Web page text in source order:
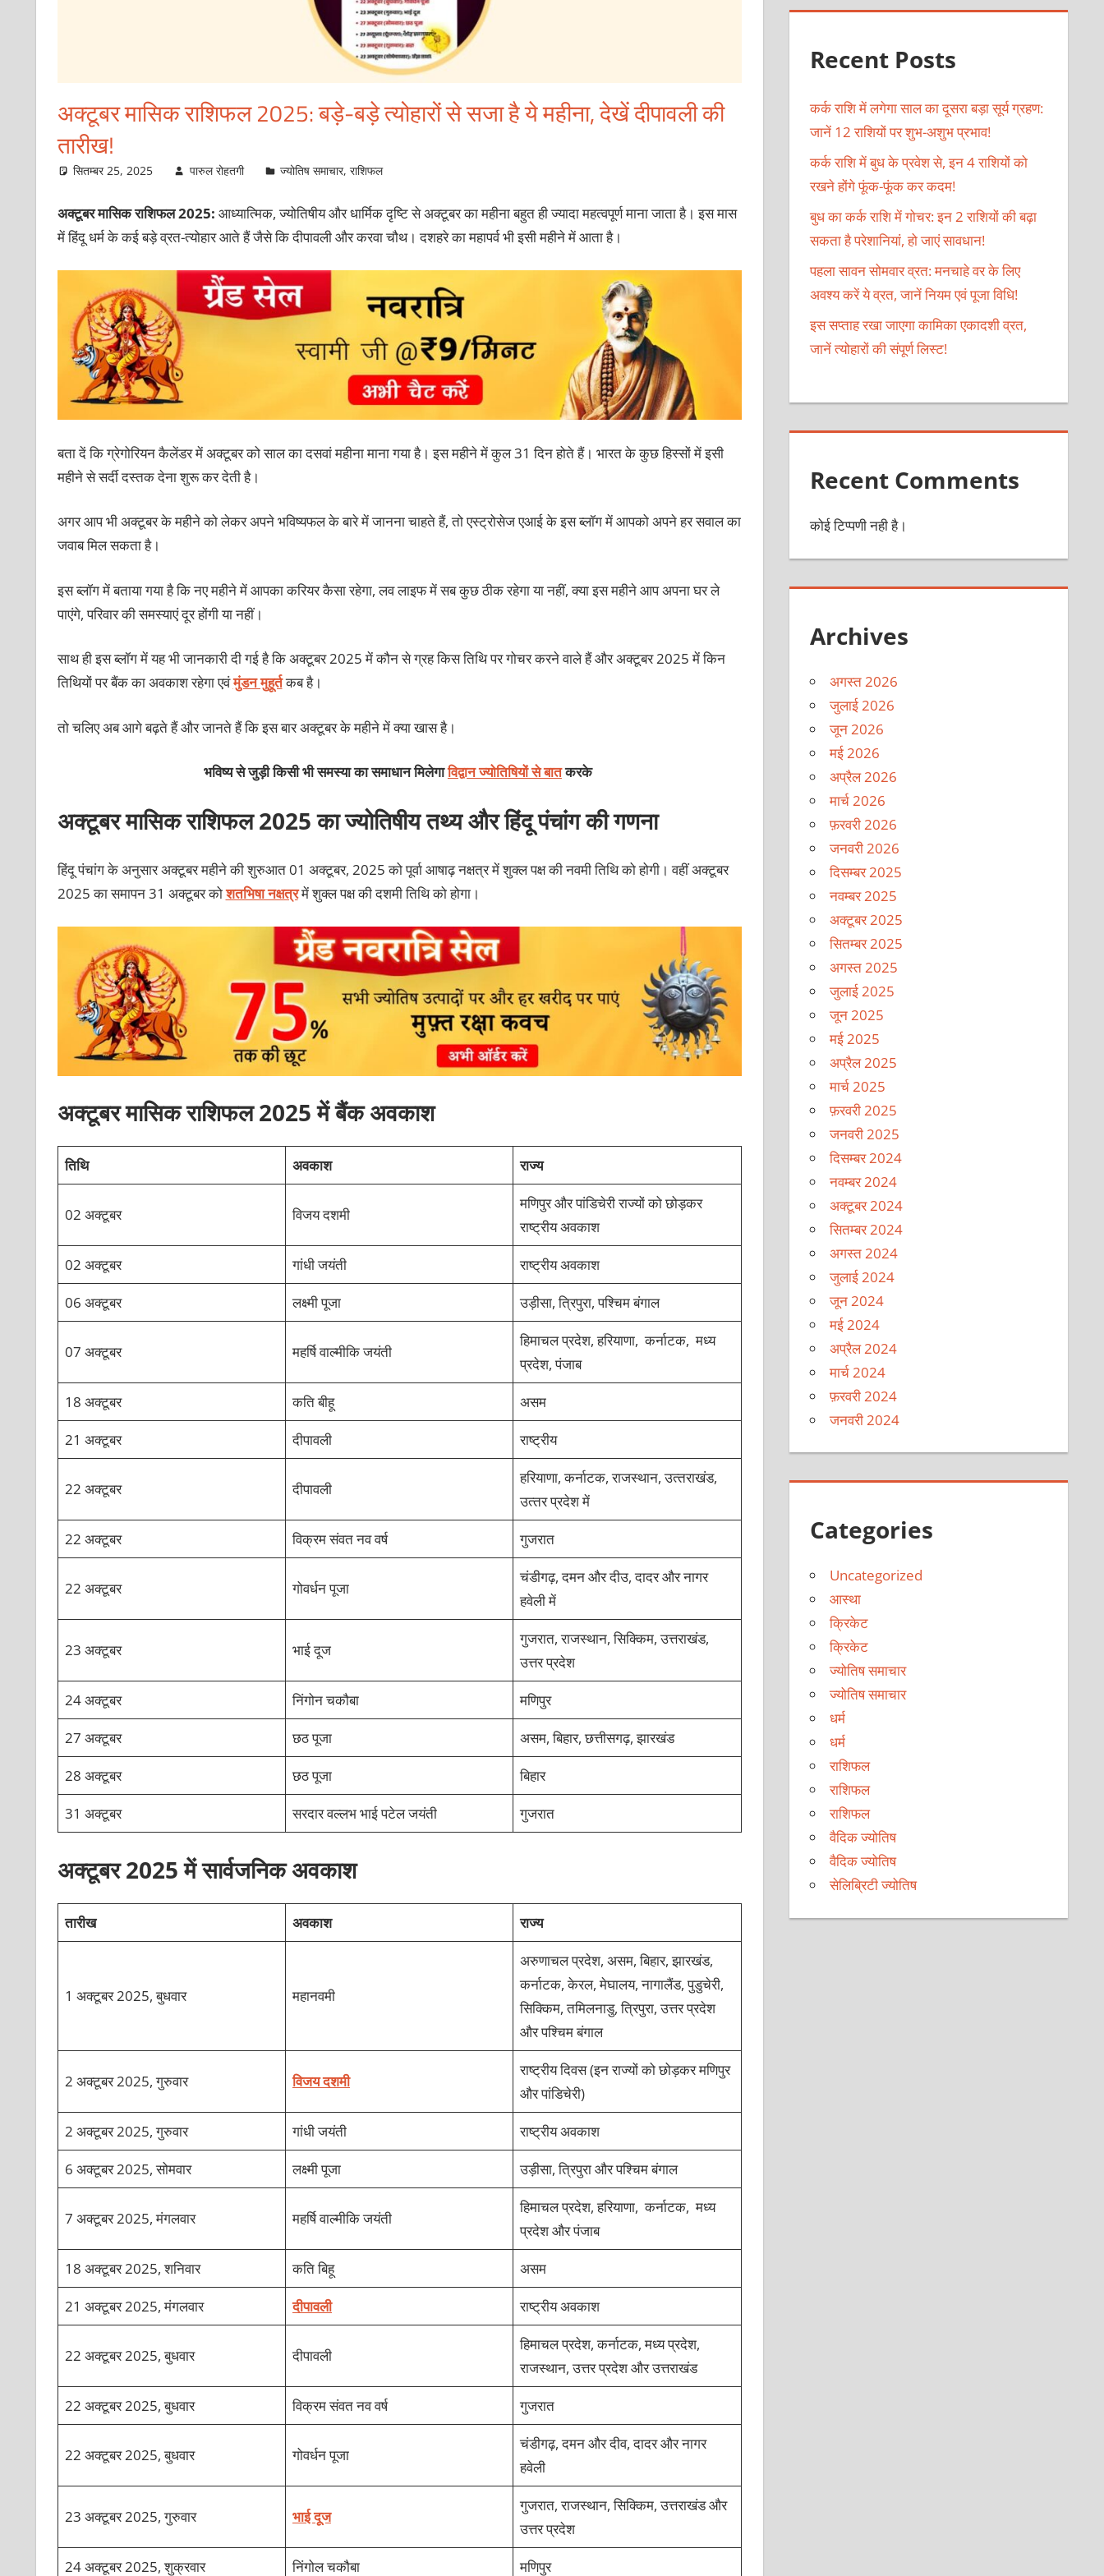
अक्‍टूबर मासिक राशिफल 2025: बड़े-बड़े त्‍योहारों से सजा है ये महीना, देखें दीपावली की
तारीख!
सितम्बर 25, 2025 पारुल रोहतगी ज्योतिष समाचार,राशिफल
अक्‍टूबर मासिक राशिफल 2025: आध्‍यात्‍मिक, ज्‍योतिषीय और धार्मिक दृष्टि से अक्‍टूबर का महीना बहुत ही ज्‍यादा महत्‍वपूर्ण माना जाता है। इस मास
में हिंदू धर्म के कई बड़े व्रत-त्‍योहार आते हैं जैसे कि दीपावली और करवा चौथ। दशहरे का महापर्व भी इसी महीने में आता है।
बता दें कि ग्रेगोरियन कैलेंडर में अक्टूबर को साल का दसवां महीना माना गया है। इस महीने में कुल 31 दिन होते हैं। भारत के कुछ हिस्‍सों में इसी
महीने से सर्दी दस्‍तक देना शुरू कर देती है।
अगर आप भी अक्‍टूबर के महीने को लेकर अपने भविष्‍यफल के बारे में जानना चाहते हैं, तो एस्‍ट्रोसेज एआई के इस ब्‍लॉग में आपको अपने हर सवाल का
जवाब मिल सकता है।
इस ब्‍लॉग में बताया गया है कि नए महीने में आपका करियर कैसा रहेगा, लव लाइफ में सब कुछ ठीक रहेगा या नहीं, क्‍या इस महीने आप अपना घर ले
पाएंगे, परिवार की समस्‍याएं दूर होंगी या नहीं।
साथ ही इस ब्‍लॉग में यह भी जानकारी दी गई है कि अक्‍टूबर 2025 में कौन से ग्रह किस तिथि पर गोचर करने वाले हैं और अक्‍टूबर 2025 में किन
तिथियों पर बैंक का अवकाश रहेगा एवंमुंडन मुहूर्तकब है।
तो चलिए अब आगे बढ़ते हैं और जानते हैं कि इस बार अक्‍टूबर के महीने में क्‍या खास है।
भविष्य से जुड़ी किसी भी समस्या का समाधान मिलेगाविद्वान ज्योतिषियों से बातकरके
अक्‍टूबर मासिक राशिफल 2025 का ज्योतिषीय तथ्य और हिंदू पंचांग की गणना
हिंदू पंचांग के अनुसार अक्‍टूबर महीने की शुरुआत 01 अक्‍टूबर, 2025 को पूर्वा आषाढ़ नक्षत्रमें शुक्‍ल पक्ष की नवमी तिथि को होगी। वहीं अक्‍टूबर
2025 का समापन 31 अक्‍टूबर कोशतभिषा नक्षत्रमें शुक्‍ल पक्ष की दशमी तिथि को होगा।
अक्‍टूबर मासिक राशिफल 2025 में बैंक अवकाश
तिथि अवकाश राज्य
02 अक्टूबर विजय दशमी
मणिपुर और पांडिचेरी राज्यों को छोड़कर
राष्ट्रीय अवकाश
02 अक्टूबर
गांधी जयंती
राष्ट्रीय अवकाश
06 अक्टूबर
लक्ष्मी पूजा उड़ीसा, त्रिपुरा, पश्चिम बंगाल
07 अक्टूबर महर्षि वाल्मीकि जयंती
हिमाचल प्रदेश, हरियाणा, कर्नाटक, मध्य
प्रदेश, पंजाब
18 अक्टूबर
कति बीहू
असम
21 अक्टूबर
दीपावली राष्‍ट्रीय
22 अक्टूबर दीपावली
हरियाणा, कर्नाटक, राजस्‍थान, उत्‍तराखंड,
उत्‍तर प्रदेश में
22 अक्टूबर
विक्रम संवत नव वर्ष गुजरात
22 अक्टूबर गोवर्धन पूजा
चंडीगढ़, दमन और दीउ, दादर और नागर
हवेली में
23 अक्टूबर भाई दूज
गुजरात, राजस्थान, सिक्किम, उत्तराखंड,
उत्तर प्रदेश
24 अक्‍टूबर
निंगोन चकौबा
मणिपुर
27 अक्‍टूबर
छठ पूजा
असम, बिहार, छत्तीसगढ़, झारखंड
28 अक्‍टूबर
छठ पूजा
बिहार
31 अक्टूबर
सरदार वल्लभ भाई पटेल जयंती गुजरात
अक्टूबर 2025 में सार्वजनिक अवकाश
तारीख अवकाश राज्य
1 अक्टूबर 2025, बुधवार महानवमी
अरुणाचल प्रदेश, असम, बिहार, झारखंड,
कर्नाटक, केरल, मेघालय, नागालैंड, पुडुचेरी,
सिक्किम, तमिलनाडु, त्रिपुरा, उत्तर प्रदेश
और पश्चिम बंगाल
2 अक्टूबर 2025, गुरुवार विजय दशमी
राष्ट्रीय दिवस (इन राज्यों को छोड़कर मणिपुर
और पांडिचेरी)
2 अक्टूबर 2025, गुरुवार
गांधी जयंती
राष्ट्रीय अवकाश
6 अक्टूबर 2025, सोमवार
लक्ष्मी पूजा उड़ीसा, त्रिपुरा और पश्चिम बंगाल
7 अक्टूबर 2025, मंगलवार महर्षि वाल्मीकि जयंती
हिमाचल प्रदेश, हरियाणा, कर्नाटक, मध्य
प्रदेश और पंजाब
18 अक्टूबर 2025, शनिवार
कति बिहू
असम
21 अक्टूबर 2025, मंगलवार
दीपावली राष्ट्रीय अवकाश
22 अक्टूबर 2025, बुधवार दीपावली
हिमाचल प्रदेश, कर्नाटक, मध्य प्रदेश,
राजस्थान, उत्तर प्रदेश और उत्तराखंड
22 अक्टूबर 2025, बुधवार
विक्रम संवत नव वर्ष गुजरात
22 अक्टूबर 2025, बुधवार गोवर्धन पूजा
चंडीगढ़, दमन और दीव, दादर और नागर
हवेली
23 अक्टूबर 2025, गुरुवार भाई दूज
गुजरात, राजस्थान, सिक्किम, उत्तराखंड और
उत्तर प्रदेश
24 अक्टूबर 2025, शुक्रवार
निंगोल चकौबा मणिपुर
Recent Posts
कर्क राशि में लगेगा साल का दूसरा बड़ा सूर्य ग्रहण:
जानें 12 राशियों पर शुभ-अशुभ प्रभाव!
कर्क राशि में बुध के प्रवेश से, इन 4 राशियों को
रखने होंगे फूंक-फूंक कर कदम!
बुध का कर्क राशि में गोचर: इन 2 राशियों की बढ़ा
सकता है परेशानियां, हो जाएं सावधान!
पहला सावन सोमवार व्रत: मनचाहे वर के लिए
अवश्य करें ये व्रत, जानें नियम एवं पूजा विधि!
इस सप्ताह रखा जाएगा कामिका एकादशी व्रत,
जानें त्योहारों की संपूर्ण लिस्ट!
Recent Comments
कोई टिप्पणी नही है।
Archives
अगस्त 2026
जुलाई 2026
जून 2026
मई 2026
अप्रैल 2026
मार्च 2026
फ़रवरी 2026
जनवरी 2026
दिसम्बर 2025
नवम्बर 2025
अक्टूबर 2025
सितम्बर 2025
अगस्त 2025
जुलाई 2025
जून 2025
मई 2025
अप्रैल 2025
मार्च 2025
फ़रवरी 2025
जनवरी 2025
दिसम्बर 2024
नवम्बर 2024
अक्टूबर 2024
सितम्बर 2024
अगस्त 2024
जुलाई 2024
जून 2024
मई 2024
अप्रैल 2024
मार्च 2024
फ़रवरी 2024
जनवरी 2024
Categories
Uncategorized
आस्था
क्रिकेट
क्रिकेट
ज्योतिष समाचार
ज्योतिष समाचार
धर्म
धर्म
राशिफल
राशिफल
राशिफल
वैदिक ज्योतिष
वैदिक ज्योतिष
सेलिब्रिटी ज्योतिष